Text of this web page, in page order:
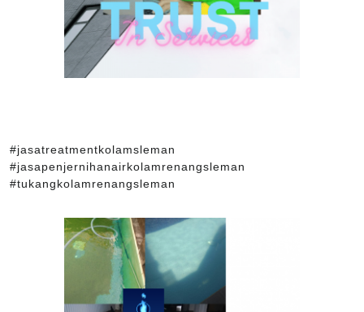
#jasatreatmentkolamsleman
#jasapenjernihanairkolamrenangsleman
#tukangkolamrenangsleman